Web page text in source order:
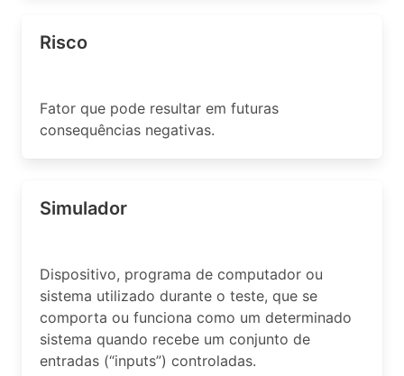
Risco
Fator que pode resultar em futuras
consequências negativas.
Simulador
Dispositivo, programa de computador ou
sistema utilizado durante o teste, que se
comporta ou funciona como um determinado
sistema quando recebe um conjunto de
entradas (“inputs”) controladas.